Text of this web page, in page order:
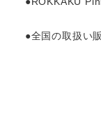
●全国の取扱い